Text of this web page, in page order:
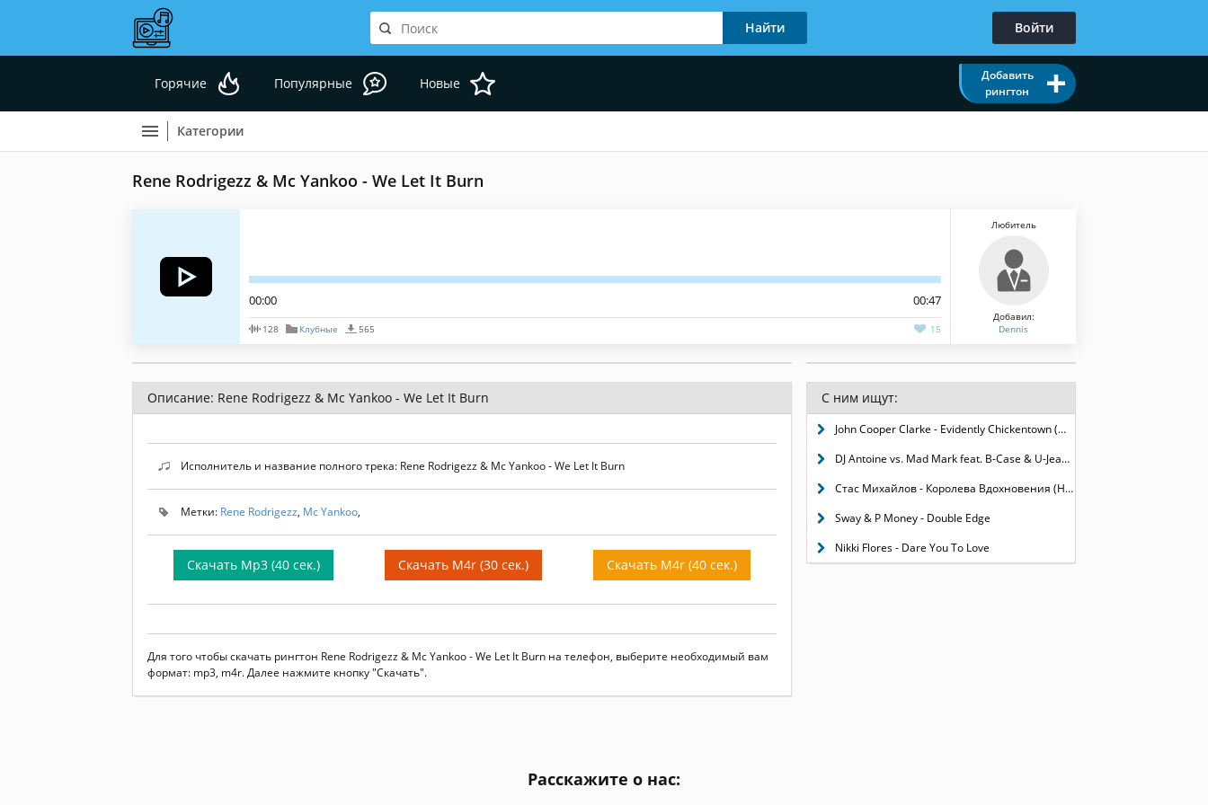
Войти
Горячие Популярные Новые
Добавить
рингтон
Категории
Rene Rodrigezz & Mc Yankoo - We Let It Burn
00:00 00:47
128 Клубные 565 15
Любитель
Добавил:
Dennis
Описание: Rene Rodrigezz & Mc Yankoo - We Let It Burn
Исполнитель и название полного трека: Rene Rodrigezz & Mc Yankoo - We Let It Burn
Метки: Rene Rodrigezz, Mc Yankoo,
Скачать Mp3 (40 сек.) Скачать M4r (30 сек.) Скачать M4r (40 сек.)
Для того чтобы скачать рингтон Rene Rodrigezz & Mc Yankoo - We Let It Burn на телефон, выберите необходимый вам
формат: mp3, m4r. Далее нажмите кнопку "Скачать".
С ним ищут:
John Cooper Clarke - Evidently Chickentown (Музыка из сериала "Моими глазами")
DJ Antoine vs. Mad Mark feat. B-Case & U-Jean - House Party
Стас Михайлов - Королева Вдохновения (Новая Версия)
Sway & P Money - Double Edge
Nikki Flores - Dare You To Love
Расскажите о нас: